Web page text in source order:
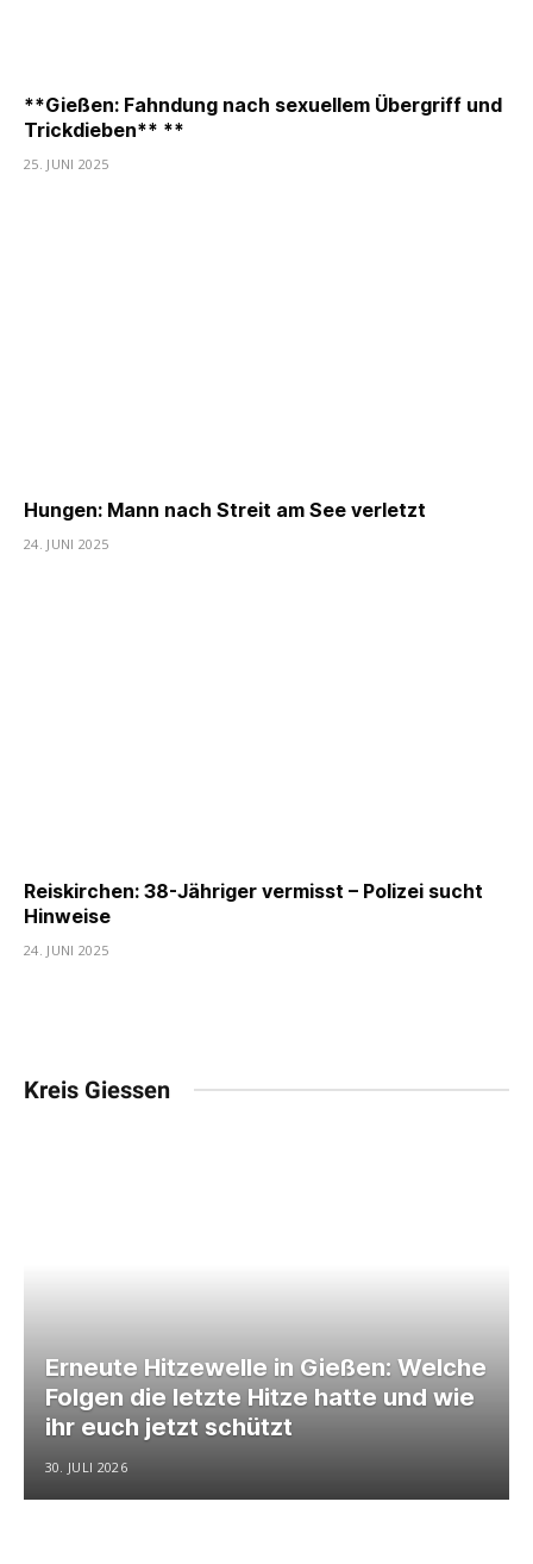
**Gießen: Fahndung nach sexuellem Übergriff und
Trickdieben** **
25. JUNI 2025
Hungen: Mann nach Streit am See verletzt
24. JUNI 2025
Reiskirchen: 38-Jähriger vermisst – Polizei sucht
Hinweise
24. JUNI 2025
Kreis Giessen
Erneute Hitzewelle in Gießen: Welche
Folgen die letzte Hitze hatte und wie
ihr euch jetzt schützt
30. JULI 2026